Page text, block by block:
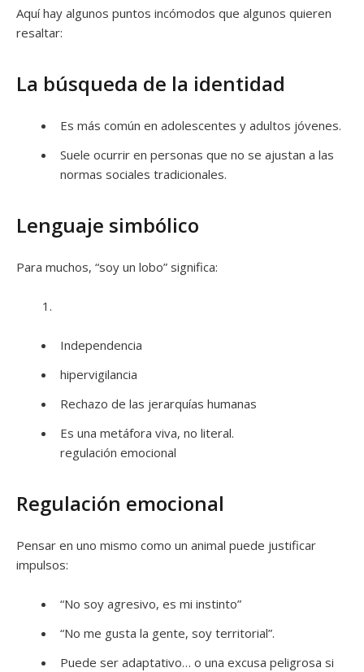
Aquí hay algunos puntos incómodos que algunos quieren
resaltar:
La búsqueda de la identidad
Es más común en adolescentes y adultos jóvenes.
Suele ocurrir en personas que no se ajustan a las
normas sociales tradicionales.
Lenguaje simbólico
Para muchos, “soy un lobo” significa:
Independencia
hipervigilancia
Rechazo de las jerarquías humanas
Es una metáfora viva, no literal.
regulación emocional
Regulación emocional
Pensar en uno mismo como un animal puede justificar
impulsos:
“No soy agresivo, es mi instinto”
“No me gusta la gente, soy territorial”.
Puede ser adaptativo… o una excusa peligrosa si